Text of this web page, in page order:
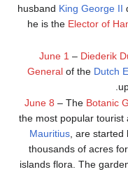
husband King George II
he is the Elector of
June 1 – Diederik
Generalof the Dutch
June 8 – The Botanic
the most popular tourist
Mauritius, are started
thousands of acres
islands flora. The